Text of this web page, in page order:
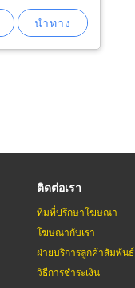
ติดต่อเรา
ทีมที่ปรึกษาโฆษณา
โฆษณากับเรา
ฝ่ายบริการลูกค้าสัมพันธ์
วิธีการชำระเงิน